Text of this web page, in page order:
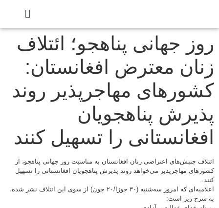
روز جهانی پناهجو؛ ائتلاف
زنان معترض افغانستان:
کشورهای مهاجرپذیر روند
پذیرش پناهجویان
افغانستانی را تسهیل کنند
ائتلاف جنبش‌های اعتراضی زنان افغانستان به مناسبت روز جهانی پناهجو، از
کشورهای مهاجرپذیر می‌خواهد روند پذیرش پناهجویان افغانستانی را تسهیل
کنند.
اعلامیه‌ای که امروز سه‌شنبه (۳۰ جوزا/۲۰ جون) از سوی این ائتلاف نشر شده،
به شرح زیر است: